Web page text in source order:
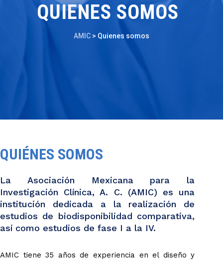
QUIENES SOMOS
AMIC > Quienes somos
QUIÉNES SOMOS
La Asociación Mexicana para la
Investigación Clínica, A. C. (AMIC) es una
institución dedicada a la realización de
estudios de biodisponibilidad comparativa,
así como estudios de fase I a la IV.
AMIC tiene 35 años de experiencia en el diseño y